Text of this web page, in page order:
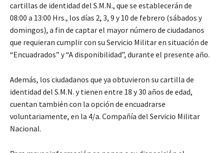
cartillas de identidad del S.M.N., que se establecerán de
08:00 a 13:00 Hrs., los días 2, 3, 9 y 10 de febrero (sábados y
domingos), a fin de captar el mayor número de ciudadanos
que requieran cumplir con su Servicio Militar en situación de
“Encuadrados” y “A disponibilidad”, durante el presente año.
Además, los ciudadanos que ya obtuvieron su cartilla de
identidad del S.M.N. y tienen entre 18 y 30 años de edad,
cuentan también con la opción de encuadrarse
voluntariamente, en la 4/a. Compañía del Servicio Militar
Nacional.